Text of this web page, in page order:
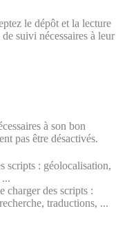
le dépôt et la lecture
suivi nécessaires à leur
à son bon
pas être désactivés.
scripts : géolocalisation,
charger des scripts :
traductions, ...